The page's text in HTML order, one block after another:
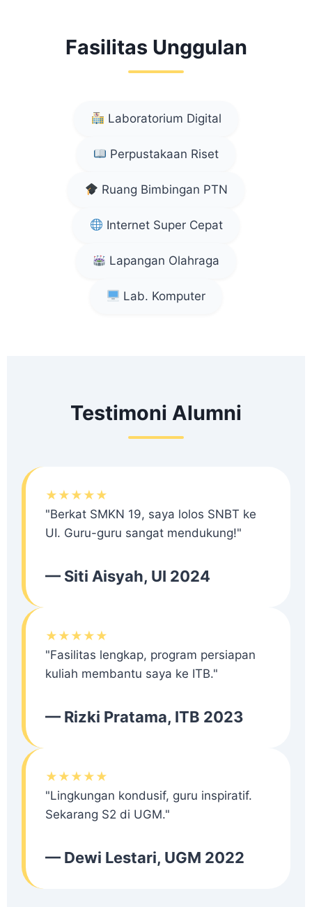
Fasilitas Unggulan
Laboratorium Digital
Perpustakaan Riset
Ruang Bimbingan PTN
Internet Super Cepat
Lapangan Olahraga
Lab. Komputer
Testimoni Alumni
★★★★★
"Berkat SMKN 19, saya lolos SNBT ke
UI. Guru-guru sangat mendukung!"
— Siti Aisyah, UI 2024
★★★★★
"Fasilitas lengkap, program persiapan
kuliah membantu saya ke ITB."
— Rizki Pratama, ITB 2023
★★★★★
"Lingkungan kondusif, guru inspiratif.
Sekarang S2 di UGM."
— Dewi Lestari, UGM 2022